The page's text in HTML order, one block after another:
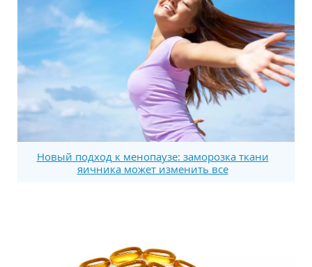
Новый подход к менопаузе: заморозка ткани
яичника может изменить все